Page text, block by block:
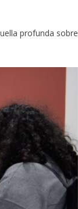
profunda sobre